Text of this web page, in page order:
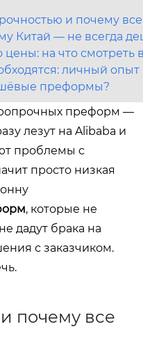
и почему
Китай — не всегда
на что смотреть
личный опыт
преформы?
преформ —
лезут на Alibaba и
проблемы с
просто низкая
, которые не
дадут брака на
с заказчиком.
почему все